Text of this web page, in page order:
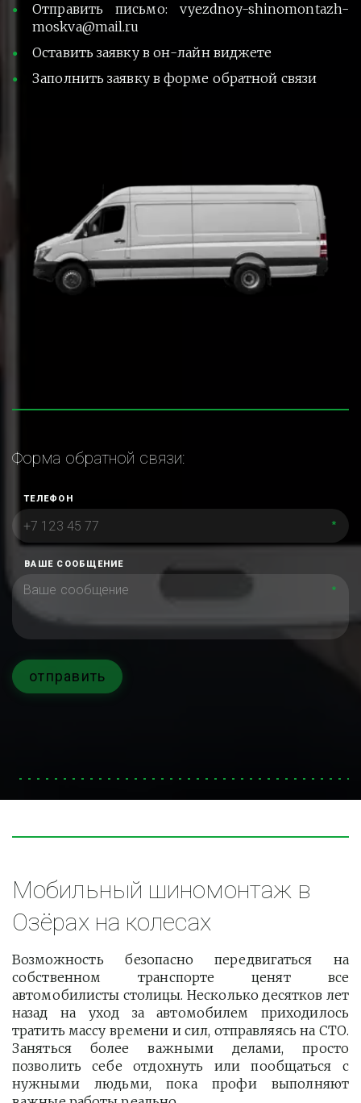
Отправить письмо: vyezdnoy-shinomontazh-
moskva@mail.ru
Оставить заявку в он-лайн виджете
Заполнить заявку в форме обратной связи
Форма обратной связи:
ТЕЛЕФОН
*
ВАШЕ СООБЩЕНИЕ
*
отправить
Мобильный шиномонтаж в
Озёрах на колесах
Возможность безопасно передвигаться на
собственном транспорте ценят все
автомобилисты столицы. Несколько десятков лет
назад на уход за автомобилем приходилось
тратить массу времени и сил, отправляясь на СТО.
Заняться более важными делами, просто
позволить себе отдохнуть или пообщаться с
нужными людьми, пока профи выполняют